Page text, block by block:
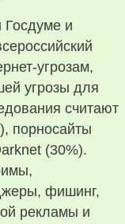
и
угрозам,
угрозы для
считают
порносайты
(30%).
фишинг,
рекламы и